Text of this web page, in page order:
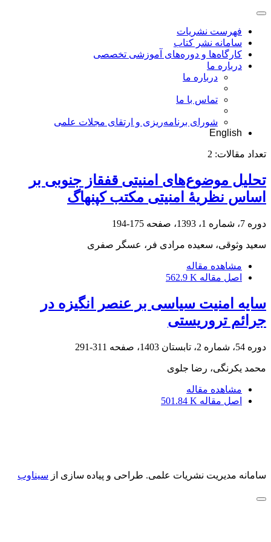
فهرست نشریات
سامانه نشر کتاب
کارگاه‌ها و دوره‌های آموزشی تخصصی
درباره ما
درباره ما
تماس با ما
شورای برنامه‌ریزی و ارتقای مجلات علمی
English
تعداد مقالات: 2
تحلیل موضوع‌های امنیتی قفقاز جنوبی بر
اساس نظریۀ امنیتی مکتب کپنهاگ
دوره 7، شماره 1، 1393، صفحه 175-194
سعید وثوقی، سعیده مرادی فر، عسگر صفری
مشاهده مقاله
اصل مقاله 562.9 K
سایه امنیت سیاسی بر عنصر انگیزه در
جرائم تروریستی
دوره 54، شماره 2، تابستان 1403، صفحه 311-291
محمد یکرنگی، رضا جلوی
مشاهده مقاله
اصل مقاله 501.84 K
سامانه مدیریت نشریات علمی. طراحی و پیاده سازی از سیناوب